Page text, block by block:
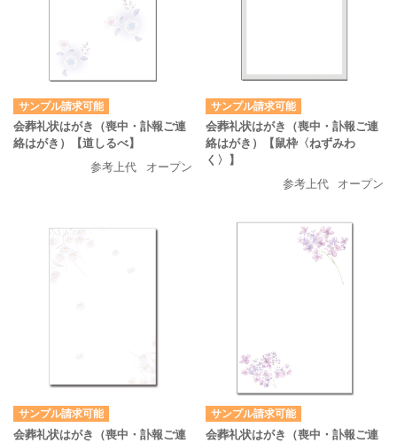
サンプル請求可能
会葬礼状はがき（喪中・訃報ご連
絡はがき）【道しるべ】
参考上代
オープン
サンプル請求可能
会葬礼状はがき（喪中・訃報ご連
絡はがき）【鼠枠〈ねずみわ
く〉】
参考上代
オープン
サンプル請求可能
会葬礼状はがき（喪中・訃報ご連
サンプル請求可能
会葬礼状はがき（喪中・訃報ご連